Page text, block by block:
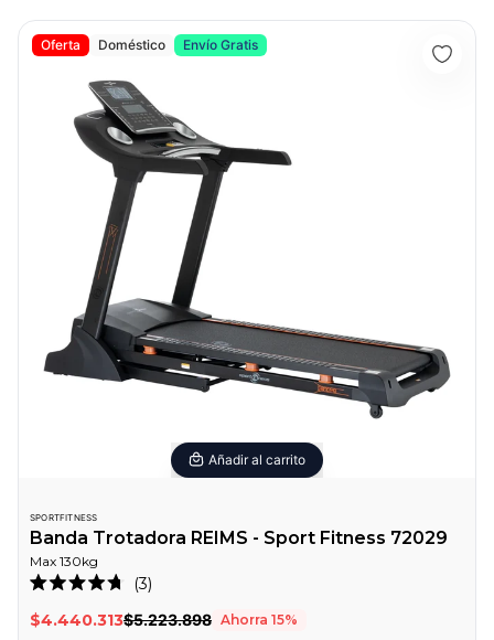
Banda Trotadora REIMS - Sport Fitness 72029
Oferta Doméstico Envío Gratis
Añadir al carrito
SPORTFITNESS
Banda Trotadora REIMS - Sport Fitness 72029
Max 130kg
4.7
de
3
$4.440.313$5.223.898 Ahorra 15%